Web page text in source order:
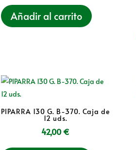
Añadir al carrito
PIPARRA 130 G. B-370. Caja de
12 uds.
42,00 €